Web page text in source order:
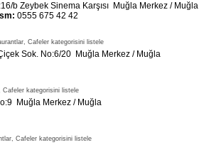
b Zeybek Sinema Karşısı Muğla Merkez / Muğla
0555 675 42 42
Cafeler kategorisini listele
Sok. No:6/20 Muğla Merkez / Muğla
Cafeler kategorisini listele
Muğla Merkez / Muğla
Cafeler kategorisini listele